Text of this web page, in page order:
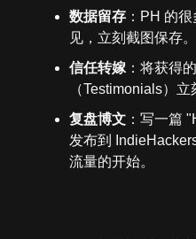
数据留存 ：PH 的
见，立刻截图保存。
信任转嫁 ：将获得
（Testimonials）
复盘博文 ：写一篇
发布到
流量的开始。